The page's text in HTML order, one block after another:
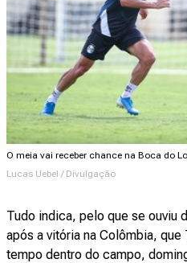
O meia vai receber chance na Boca do
Lucas Uebel / Divulgação
Tudo indica, pelo que se ouviu
após a vitória na Colômbia,
tempo dentro do campo,